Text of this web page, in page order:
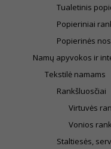
Tualetinis
Popieriniai
Popierinės
Namų apyvokos ir
Tekstilė namams
Rankšluosčiai
Virtuvės
Vonios
Staltiesės,